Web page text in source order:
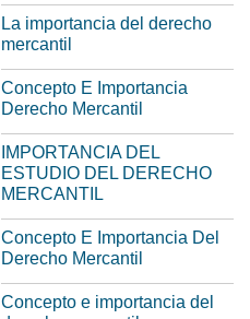
La importancia del derecho
mercantil
Concepto E Importancia
Derecho Mercantil
IMPORTANCIA DEL
ESTUDIO DEL DERECHO
MERCANTIL
Concepto E Importancia Del
Derecho Mercantil
Concepto e importancia del